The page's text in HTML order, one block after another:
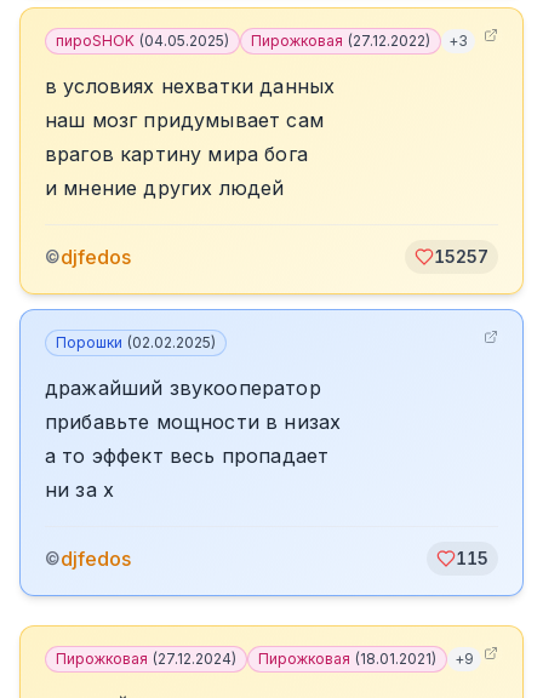
пироSHOK (04.05.2025) Пирожковая (27.12.2022) +3
в условиях нехватки данных
наш мозг придумывает сам
врагов картину мира бога
и мнение других людей
©djfedos 15257
Порошки (02.02.2025)
дражайший звукооператор
прибавьте мощности в низах
а то эффект весь пропадает
ни за х
©djfedos 115
Пирожковая (27.12.2024) Пирожковая (18.01.2021) +9